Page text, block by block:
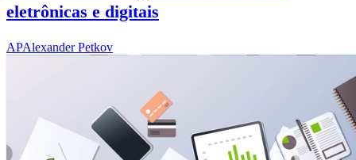
eletrônicas e digitais
APAlexander Petkov